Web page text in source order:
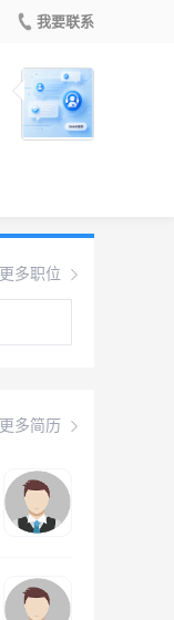
我要联系
更多职位
更多简历